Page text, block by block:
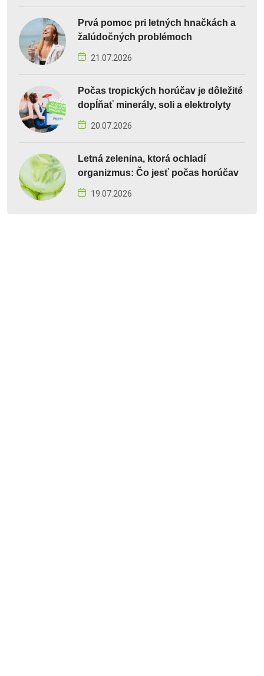
Prvá pomoc pri letných hnačkách a
žalúdočných problémoch
21.07.2026
Počas tropických horúčav je dôležité
dopĺňať minerály, soli a elektrolyty
20.07.2026
Letná zelenina, ktorá ochladí
organizmus: Čo jesť počas horúčav
19.07.2026